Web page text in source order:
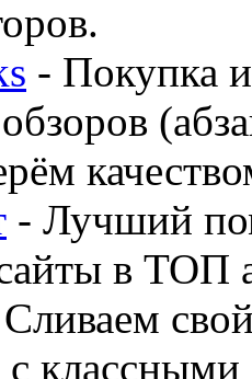
- Покупка
- Лучший
в ТОП
с